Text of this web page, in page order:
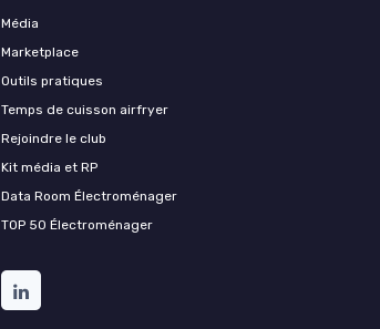
Média
Marketplace
Outils pratiques
Temps de cuisson airfryer
Rejoindre le club
Kit média et RP
Data Room Électroménager
TOP 50 Électroménager